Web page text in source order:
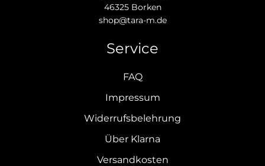
46325 Borken
shop@tara-m.de
Service
FAQ
Impressum
Widerrufsbelehrung
Über Klarna
Versandkosten